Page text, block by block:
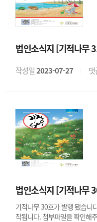
법인소식지 [기적나무
작성일2023-07-27
법인소식지 [기적나무
기적나무 30호가 발행 됐습니
작됩니다. 첨부파일을 확인해